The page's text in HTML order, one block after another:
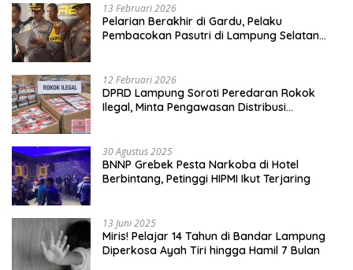
13 Februari 2026
Pelarian Berakhir di Gardu, Pelaku
Pembacokan Pasutri di Lampung Selatan
12 Februari 2026
DPRD Lampung Soroti Peredaran Rokok
Ilegal, Minta Pengawasan Distribusi
30 Agustus 2025
BNNP Grebek Pesta Narkoba di Hotel
Berbintang, Petinggi HIPMI Ikut Terjaring
13 Juni 2025
Miris! Pelajar 14 Tahun di Bandar Lampung
Diperkosa Ayah Tiri hingga Hamil 7 Bulan